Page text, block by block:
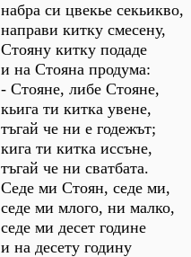
набра си цвекье секьикво,
направи китку смесену,
Стояну китку подаде
и на Стояна продума:
- Стояне, либе Стояне,
кьига ти китка увене,
тъгай че ни е годежът;
кига ти китка иссъне,
тъгай че ни сватбата.
Седе ми Стоян, седе ми,
седе ми млого, ни малко,
седе ми десет године
и на десету годину